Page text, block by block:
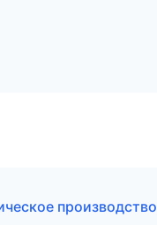
производство